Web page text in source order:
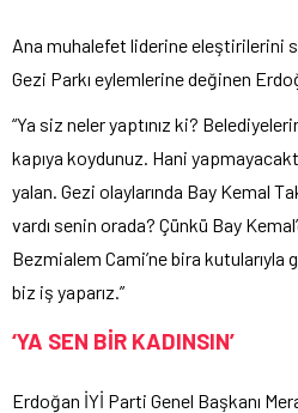
Ana muhalefet liderine eleştirilerini
Gezi Parkı eylemlerine değinen
“Ya siz neler yaptınız ki?
kapıya koydunuz. Hani
yalan. Gezi olaylarında Bay Kemal
vardı senin orada? Çünkü Bay
Bezmialem Cami’ne bira
biz iş yaparız.”
‘YA SEN BİR KADINSIN’
Erdoğan İYİ Parti Genel Başkanı